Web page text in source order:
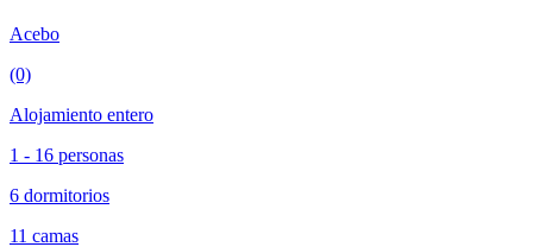
Acebo
(0)
Alojamiento entero
1 - 16 personas
6 dormitorios
11 camas